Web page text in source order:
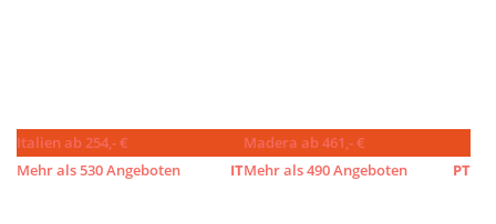
Italien ab 254,- €
IT
Mehr als 530 Angeboten
Madera ab 461,- €
PT
Mehr als 490 Angeboten